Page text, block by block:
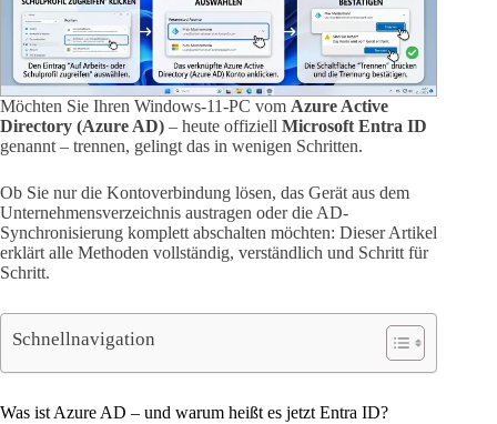
Möchten Sie Ihren Windows-11-PC vom Azure Active
Directory (Azure AD) – heute offiziell Microsoft Entra ID
genannt – trennen, gelingt das in wenigen Schritten.
Ob Sie nur die Kontoverbindung lösen, das Gerät aus dem
Unternehmensverzeichnis austragen oder die AD-
Synchronisierung komplett abschalten möchten: Dieser Artikel
erklärt alle Methoden vollständig, verständlich und Schritt für
Schritt.
Schnellnavigation
Was ist Azure AD – und warum heißt es jetzt Entra ID?